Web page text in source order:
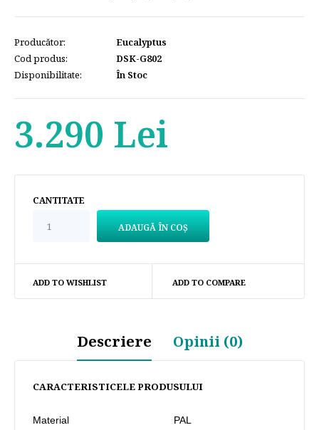
Producător:
Eucalyptus
Cod produs:
DSK-G802
Disponibilitate:
În Stoc
3.290 Lei
CANTITATE
ADD TO WISHLIST ADD TO COMPARE
Descriere Opinii (0)
CARACTERISTICELE PRODUSULUI
Material PAL